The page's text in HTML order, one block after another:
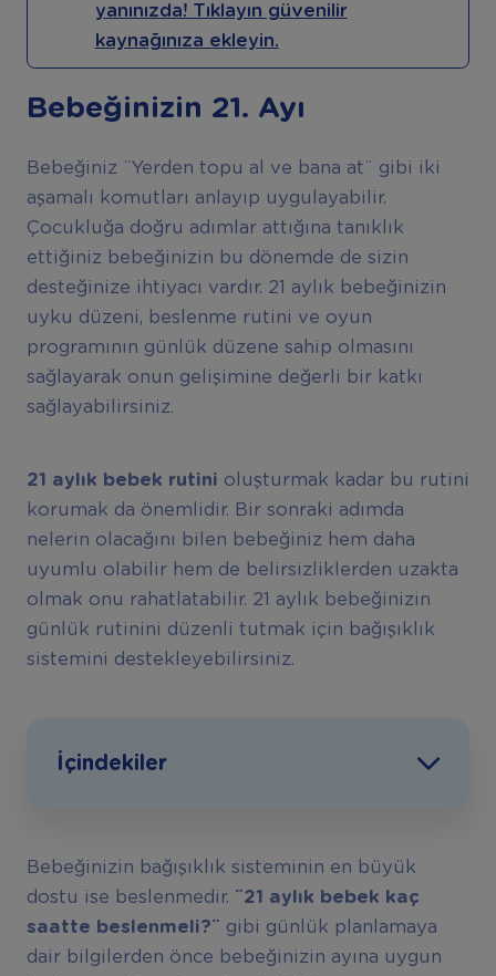
yanınızda! Tıklayın güvenilir
kaynağınıza ekleyin.
Bebeğinizin 21. Ayı
Bebeğiniz ¨Yerden topu al ve bana at¨ gibi iki
aşamalı komutları anlayıp uygulayabilir.
Çocukluğa doğru adımlar attığına tanıklık
ettiğiniz bebeğinizin bu dönemde de sizin
desteğinize ihtiyacı vardır. 21 aylık bebeğinizin
uyku düzeni, beslenme rutini ve oyun
programının günlük düzene sahip olmasını
sağlayarak onun gelişimine değerli bir katkı
sağlayabilirsiniz.
21 aylık bebek rutini oluşturmak kadar bu rutini
korumak da önemlidir. Bir sonraki adımda
nelerin olacağını bilen bebeğiniz hem daha
uyumlu olabilir hem de belirsizliklerden uzakta
olmak onu rahatlatabilir. 21 aylık bebeğinizin
günlük rutinini düzenli tutmak için bağışıklık
sistemini destekleyebilirsiniz.
İçindekiler
Bebeğinizin bağışıklık sisteminin en büyük
dostu ise beslenmedir. ¨21 aylık bebek kaç
saatte beslenmeli?¨ gibi günlük planlamaya
dair bilgilerden önce bebeğinizin ayına uygun